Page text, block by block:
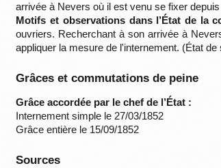
arrivée à Nevers où il est venu se fixer
Motifs et observations dans l’État de la
ouvriers. Recherchant à son arrivée à
appliquer la mesure de l'internement. (État
Grâces et commutations de peine
Grâce accordée par le chef de l’État :
Internement simple le 27/03/1852
Grâce entière le 15/09/1852
Sources